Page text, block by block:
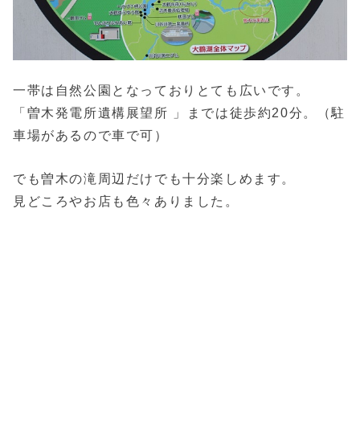
一帯は自然公園となっておりとても広いです。
「曽木発電所遺構展望所 」までは徒歩約20分。（駐
車場があるので車で可）
でも曽木の滝周辺だけでも十分楽しめます。
見どころやお店も色々ありました。